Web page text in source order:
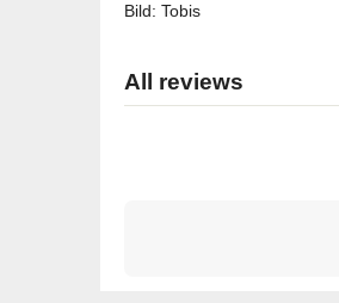
Bild: Tobis
All reviews